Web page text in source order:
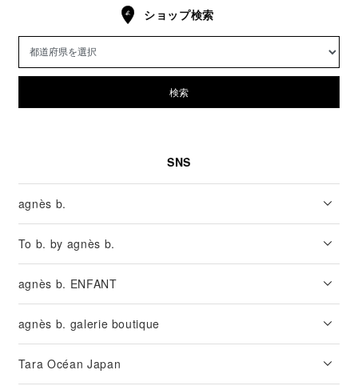
ショップ検索
検索
SNS
agnès b.
To b. by agnès b.
agnès b. ENFANT
agnès b. galerie boutique
Tara Océan Japan